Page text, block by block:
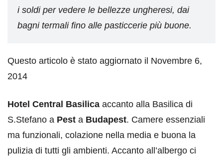
i soldi per vedere le bellezze ungheresi, dai
bagni termali fino alle pasticcerie più buone.
Questo articolo è stato aggiornato il Novembre 6,
2014
Hotel Central Basilica accanto alla Basilica di
S.Stefano a Pest a Budapest. Camere essenziali
ma funzionali, colazione nella media e buona la
pulizia di tutti gli ambienti. Accanto all’albergo ci